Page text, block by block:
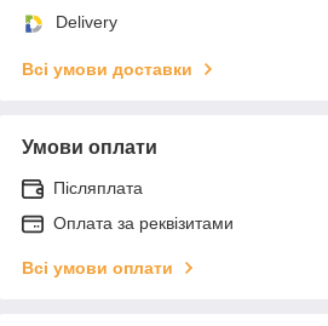
Delivery
Всі умови доставки
Умови оплати
Післяплата
Оплата за реквізитами
Всі умови оплати